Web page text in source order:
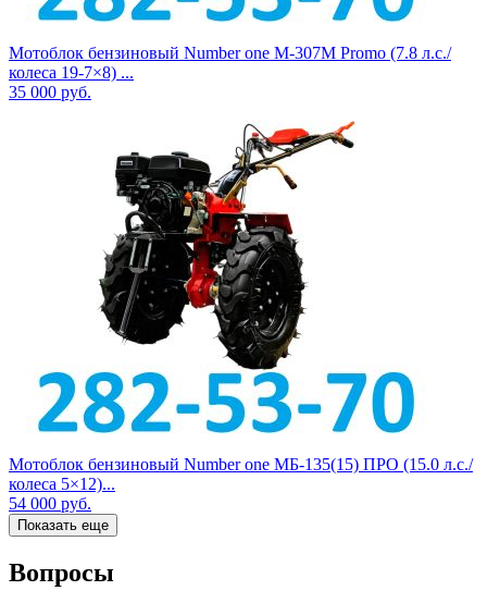
Мотоблок бензиновый Number one М-307M Promo (7.8 л.с./
колеса 19-7×8) ...
35 000 руб.
Мотоблок бензиновый Number one МБ-135(15) ПРО (15.0 л.с./
колеса 5×12)...
54 000 руб.
Показать еще
Вопросы